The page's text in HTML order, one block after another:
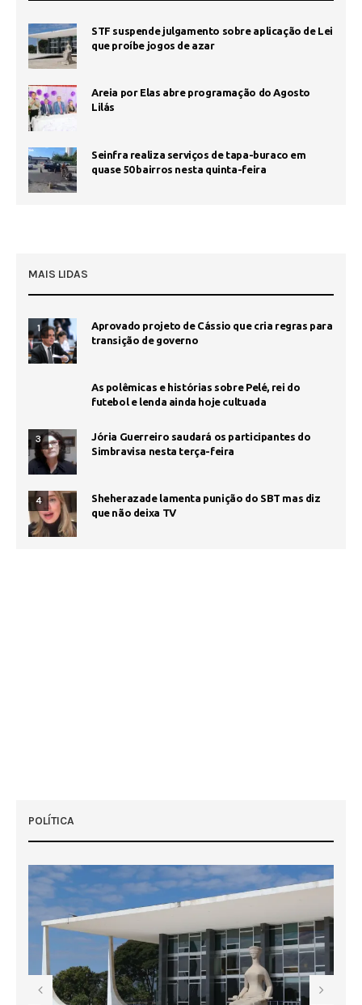
STF suspende julgamento sobre aplicação de Lei
que proíbe jogos de azar
Areia por Elas abre programação do Agosto
Lilás
Seinfra realiza serviços de tapa-buraco em
quase 50 bairros nesta quinta-feira
MAIS LIDAS
1
Aprovado projeto de Cássio que cria regras para
transição de governo
As polêmicas e histórias sobre Pelé, rei do
futebol e lenda ainda hoje cultuada
3
Jória Guerreiro saudará os participantes do
Simbravisa nesta terça-feira
4
Sheherazade lamenta punição do SBT mas diz
que não deixa TV
POLÍTICA